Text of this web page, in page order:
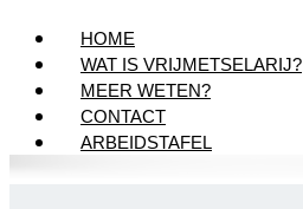
HOME
WAT IS VRIJMETSELARIJ?
MEER WETEN?
CONTACT
ARBEIDSTAFEL